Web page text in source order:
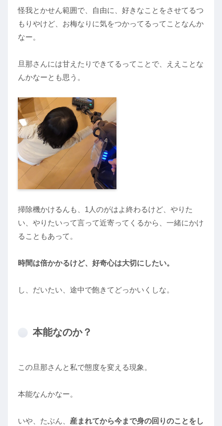
怪我とかせん範囲で、自由に、好きなことをさせてるつ
もりやけど、お梅なりに気をつかってるってことなんか
なー。
旦那さんには甘えたりできてるってことで、ええことな
んかなーとも思う。
掃除機かけるんも、1人のがはよ終わるけど、やりた
い、やりたいって言って近寄ってくるから、一緒にかけ
ることもあって。
時間は倍かかるけど、好奇心は大切にしたい。
し、だいたい、途中で飽きてどっかいくしな。
本能なのか？
この旦那さんと私で態度を変える現象。
本能なんかなー。
いや、たぶん、 産まれてから今まで身の回りのことをし